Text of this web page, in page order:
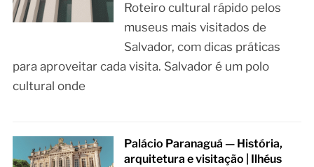
Roteiro cultural rápido pelos
museus mais visitados de
Salvador, com dicas práticas
para aproveitar cada visita. Salvador é um polo
cultural onde
Palácio Paranaguá — História,
arquitetura e visitação | Ilhéus